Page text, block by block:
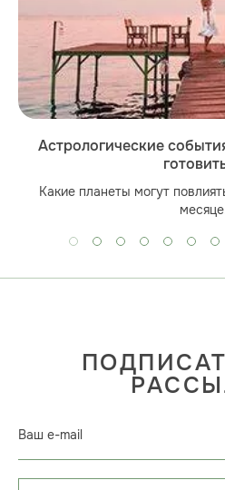
Астрологические
Какие планеты могут
Ваш e-mail